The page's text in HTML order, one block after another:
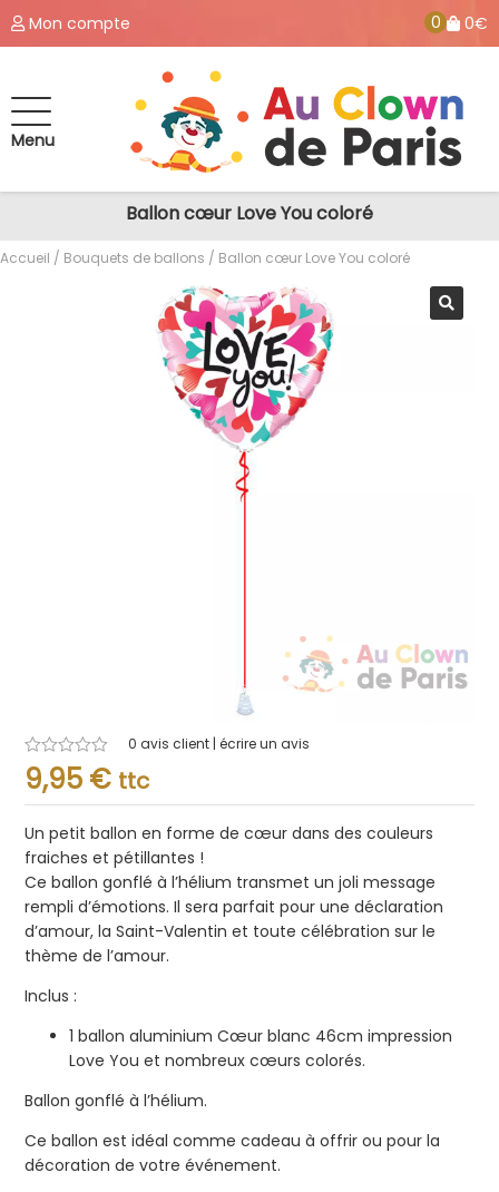
Mon compte 0 0€
Menu
Ballon cœur Love You coloré
Accueil / Bouquets de ballons / Ballon cœur Love You coloré
Note
0.001
sur
0 avis client | écrire un avis
9,95 € ttc
Un petit ballon en forme de cœur dans des couleurs
fraiches et pétillantes !
Ce ballon gonflé à l’hélium transmet un joli message
rempli d’émotions. Il sera parfait pour une déclaration
d’amour, la Saint-Valentin et toute célébration sur le
thème de l’amour.
Inclus :
1 ballon aluminium Cœur blanc 46cm impression
Love You et nombreux cœurs colorés.
Ballon gonflé à l’hélium.
Ce ballon est idéal comme cadeau à offrir ou pour la
décoration de votre événement.